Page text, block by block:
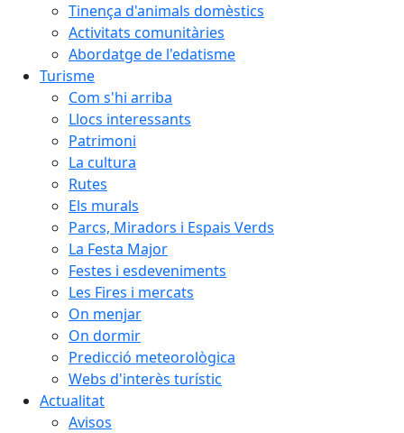
Tinença d'animals domèstics
Activitats comunitàries
Abordatge de l'edatisme
Turisme
Com s'hi arriba
Llocs interessants
Patrimoni
La cultura
Rutes
Els murals
Parcs, Miradors i Espais Verds
La Festa Major
Festes i esdeveniments
Les Fires i mercats
On menjar
On dormir
Predicció meteorològica
Webs d'interès turístic
Actualitat
Avisos